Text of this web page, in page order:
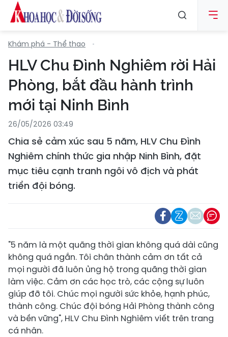
Khám phá - Thể thao
HLV Chu Đình Nghiêm rời Hải
Phòng, bắt đầu hành trình
mới tại Ninh Bình
26/05/2026 03:49
Chia sẻ cảm xúc sau 5 năm, HLV Chu Đình
Nghiêm chính thức gia nhập Ninh Bình, đặt
mục tiêu cạnh tranh ngôi vô địch và phát
triển đội bóng.
"5 năm là một quãng thời gian không quá dài cũng
không quá ngắn. Tôi chân thành cảm ơn tất cả
mọi người đã luôn ủng hộ trong quãng thời gian
làm việc. Cảm ơn các học trò, các cộng sự luôn
giúp đỡ tôi. Chúc mọi người sức khỏe, hạnh phúc,
thành công. Chúc đội bóng Hải Phòng thành công
và bền vững", HLV Chu Đình Nghiêm viết trên trang
cá nhân.